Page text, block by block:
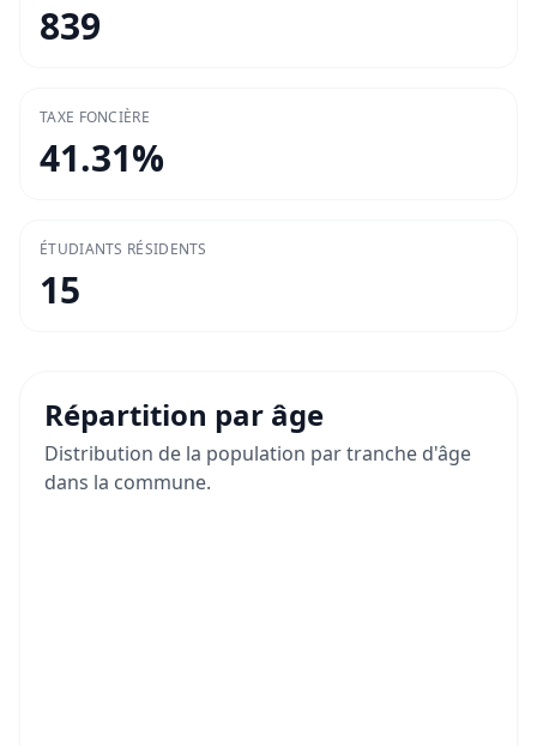
839
TAXE FONCIÈRE
41.31%
ÉTUDIANTS RÉSIDENTS
15
Répartition par âge
Distribution de la population par tranche d'âge
dans la commune.